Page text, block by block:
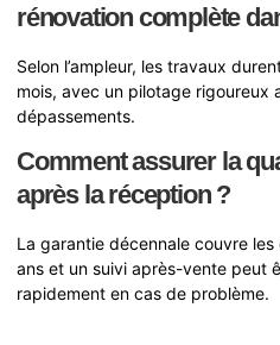
rénovation complète
Selon l’ampleur, les travaux
mois, avec un pilotage rigoureux
dépassements.
Comment assurer la
après la réception ?
La garantie décennale couvre
ans et un suivi après-vente peut
rapidement en cas de problème.